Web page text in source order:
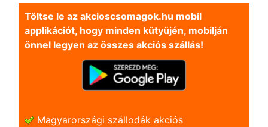
Töltse le az akcioscsomagok.hu mobil
applikációt, hogy minden kütyüjén, mobilján
önnel legyen az összes akciós szállás!
Magyarországi szállodák akciós